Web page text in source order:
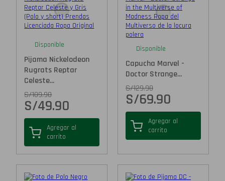
Disponible
Pijama Nickelodeon
Rugrats Reptar
Celeste...
S/109.90
S/49.90
Agregar al
carrito
Disponible
Capucha Marvel -
Doctor Strange...
S/129.90
S/69.90
Agregar al
carrito